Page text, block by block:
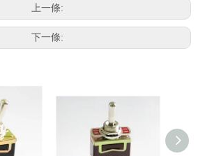
上一條:
下一條: